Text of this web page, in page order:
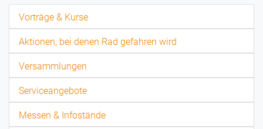
Vorträge & Kurse
Aktionen, bei denen Rad gefahren wird
Versammlungen
Serviceangebote
Messen & Infostände